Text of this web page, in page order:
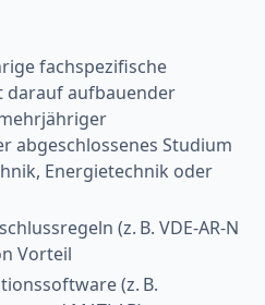
fachspezifische
darauf aufbauender
abgeschlossenes Studium
Energietechnik oder
(z. B. VDE-AR-N
Vorteil
(z. B.